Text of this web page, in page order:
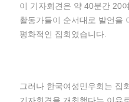
이 기자회견은 약 40분간 20
활동가들이 순서대로 발언을
평화적인 집회였습니다.
그러나 한국여성민우회는 집